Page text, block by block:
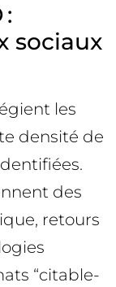
sociaux
les
densité de
des
retours
“citable-